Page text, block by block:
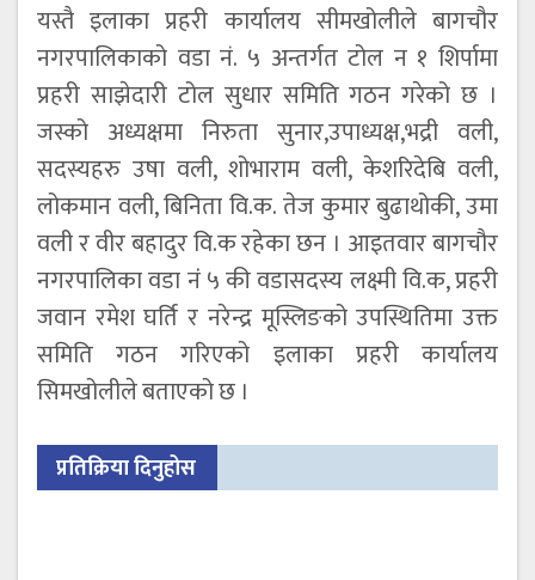
यस्तै इलाका प्रहरी कार्यालय सीमखोलीले बागचौर
नगरपालिकाको वडा नं. ५ अन्तर्गत टोल न १ शिर्पामा
प्रहरी साझेदारी टोल सुधार समिति गठन गरेको छ ।
जस्को अध्यक्षमा निरुता सुनार,उपाध्यक्ष,भद्री वली,
सदस्यहरु उषा वली, शोभाराम वली, केशरिदेबि वली,
लोकमान वली, बिनिता वि.क. तेज कुमार बुढाथोकी, उमा
वली र वीर बहादुर वि.क रहेका छन । आइतवार बागचौर
नगरपालिका वडा नंं ५ की वडासदस्य लक्ष्मी वि.क, प्रहरी
जवान रमेश घर्ति र नरेन्द्र मूस्लिङको उपस्थितिमा उक्त
समिति गठन गरिएको इलाका प्रहरी कार्यालय
सिमखोलीले बताएको छ ।
प्रतिक्रिया दिनुहोस